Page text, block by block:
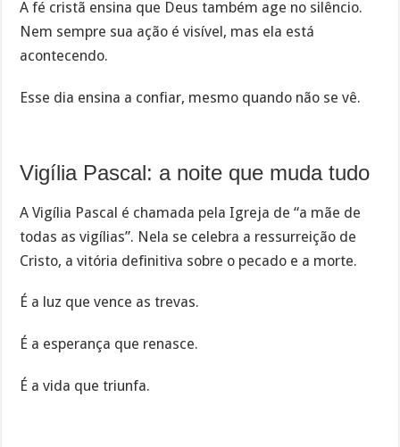
A fé cristã ensina que Deus também age no silêncio.
Nem sempre sua ação é visível, mas ela está
acontecendo.
Esse dia ensina a confiar, mesmo quando não se vê.
Vigília Pascal: a noite que muda tudo
A Vigília Pascal é chamada pela Igreja de “a mãe de
todas as vigílias”. Nela se celebra a ressurreição de
Cristo, a vitória definitiva sobre o pecado e a morte.
É a luz que vence as trevas.
É a esperança que renasce.
É a vida que triunfa.